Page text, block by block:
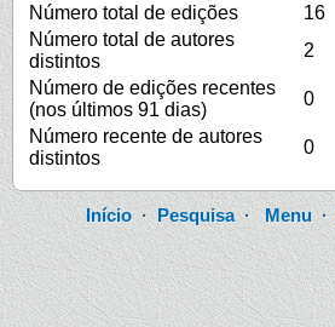
Número total de edições
16
Número total de autores
distintos
2
Número de edições recentes
(nos últimos 91 dias)
0
Número recente de autores
distintos
0
Início· Pesquisa·Menu ·